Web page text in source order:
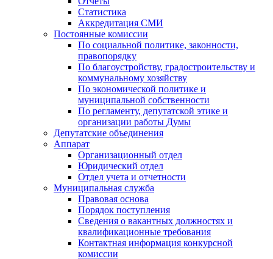
Статистика
Аккредитация СМИ
Постоянные комиссии
По социальной политике, законности,
правопорядку
По благоустройству, градостроительству и
коммунальному хозяйству
По экономической политике и
муниципальной собственности
По регламенту, депутатской этике и
организации работы Думы
Депутатские объединения
Аппарат
Организационный отдел
Юридический отдел
Отдел учета и отчетности
Муниципальная служба
Правовая основа
Порядок поступления
Сведения о вакантных должностях и
квалификационные требования
Контактная информация конкурсной
комиссии